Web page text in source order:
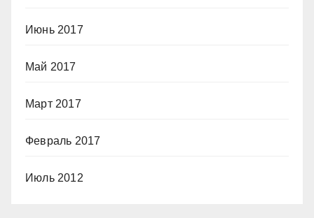
Июнь 2017
Май 2017
Март 2017
Февраль 2017
Июль 2012